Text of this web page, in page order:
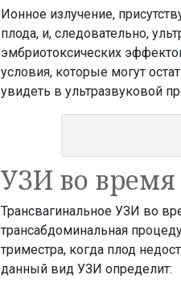
Ионное излучение,
плода, и, следовательно,
эмбриотоксических
условия, которые могут
увидеть в ультразвуковой
УЗИ во
Трансвагинальное УЗИ во
трансабдоминальная
триместра, когда плод
данный вид УЗИ определит: